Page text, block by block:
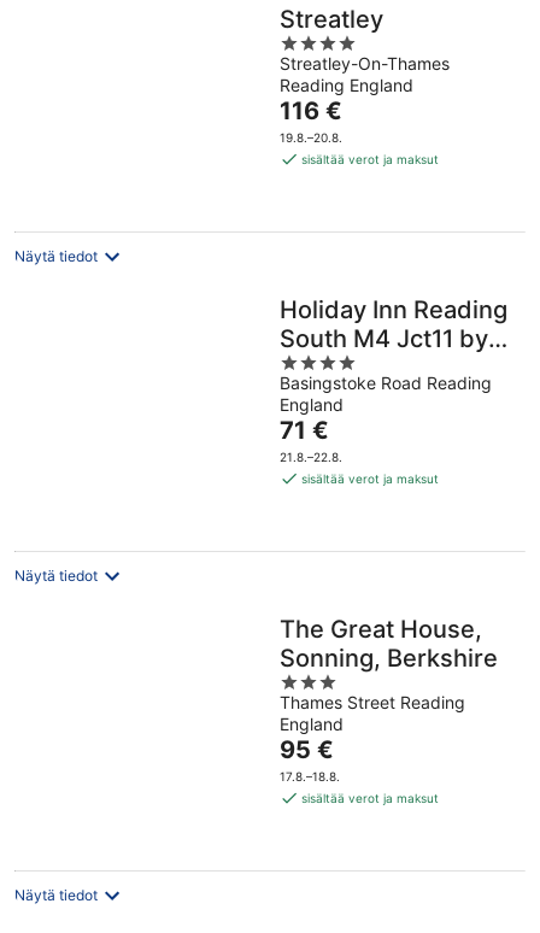
Streatley
4
out
of
5
Streatley-On-Thames
Reading England
Hinta
on
116 €
116 €
19.8.–20.8.
sisältää verot ja maksut
Näytä tiedot
Holiday Inn Reading
South M4 Jct11 by
IHG
4
out
of
5
Basingstoke Road Reading
England
Hinta
on
71 €
71 €
21.8.–22.8.
sisältää verot ja maksut
Näytä tiedot
The Great House,
Sonning, Berkshire
3
out
of
5
Thames Street Reading
England
Hinta
on
95 €
95 €
17.8.–18.8.
sisältää verot ja maksut
Näytä tiedot